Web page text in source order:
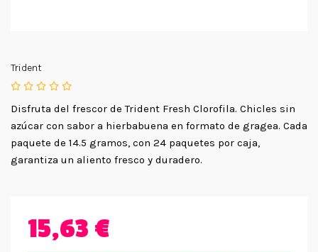
Trident
Disfruta del frescor de Trident Fresh Clorofila. Chicles sin
azúcar con sabor a hierbabuena en formato de gragea. Cada
paquete de 14.5 gramos, con 24 paquetes por caja,
garantiza un aliento fresco y duradero.
15,63 €